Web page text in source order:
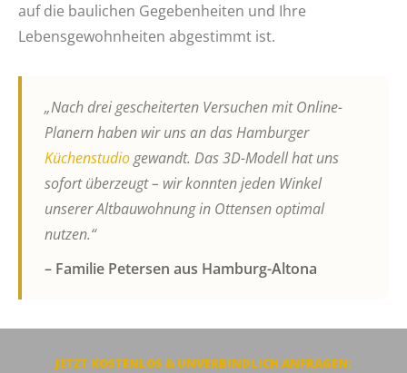
auf die baulichen Gegebenheiten und Ihre
Lebensgewohnheiten abgestimmt ist.
„Nach drei gescheiterten Versuchen mit Online-
Planern haben wir uns an das Hamburger
Küchenstudiogewandt. Das 3D-Modell hat uns
sofort überzeugt – wir konnten jeden Winkel
unserer Altbauwohnung in Ottensen optimal
nutzen.“
– Familie Petersen aus Hamburg-Altona
JETZT KOSTENLOS & UNVERBINDLICH ANFRAGEN: